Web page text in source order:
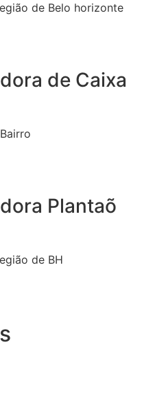
de Belo horizonte
de Caixa
Plantaõ
de BH